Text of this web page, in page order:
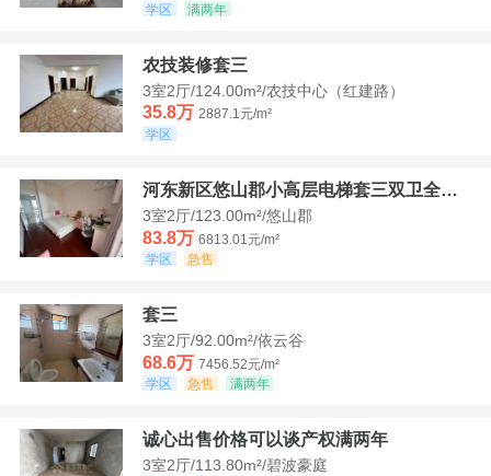
学区
满两年
农技装修套三
3室2厅/124.00m²/农技中心（红建路）
35.8万 2887.1元/m²
学区
河东新区悠山郡小高层电梯套三双卫全装带家具家电
3室2厅/123.00m²/悠山郡
83.8万 6813.01元/m²
学区
急售
套三
3室2厅/92.00m²/依云谷
68.6万 7456.52元/m²
学区
急售 满两年
诚心出售价格可以谈产权满两年
3室2厅/113.80m²/碧波豪庭